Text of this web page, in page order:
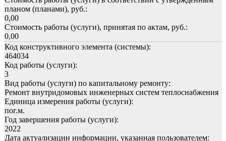
планом (планами), руб.:
0,00
Стоимость работы (услуги), принятая по актам, руб.:
0,00
Код конструктивного элемента (системы):
464034
Код работы (услуги):
3
Вид работы (услуги) по капитальному ремонту:
Ремонт внутридомовых инженерных систем теплоснабжения
Единица измерения работы (услуги):
пог.м.
Год завершения работы (услуги):
2022
Дата актуализации информации, указанная пользователем: